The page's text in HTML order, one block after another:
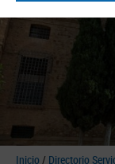
Inicio / Directorio